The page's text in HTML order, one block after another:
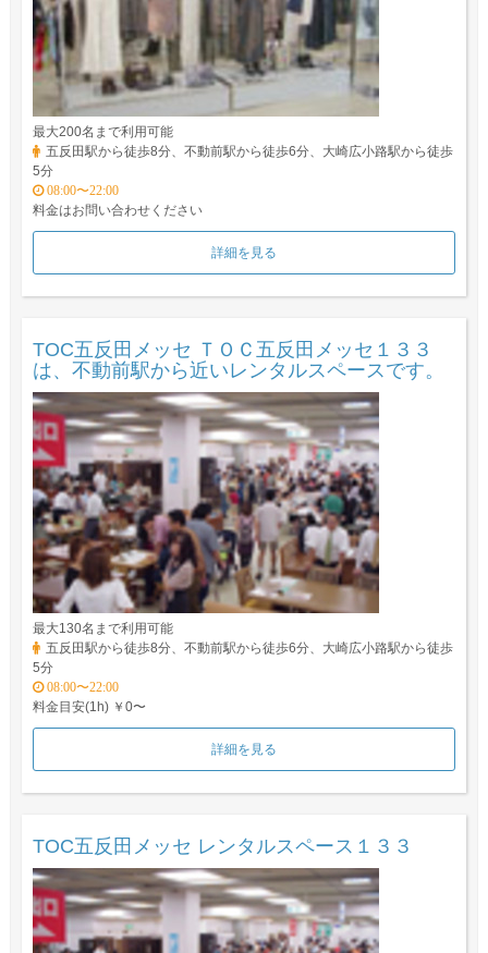
最大200名まで利用可能
五反田駅から徒歩8分、不動前駅から徒歩6分、大崎広小路駅から徒歩
5分
08:00〜22:00
料金はお問い合わせください
詳細を見る
TOC五反田メッセ ＴＯＣ五反田メッセ１３３
は、不動前駅から近いレンタルスペースです。
最大130名まで利用可能
五反田駅から徒歩8分、不動前駅から徒歩6分、大崎広小路駅から徒歩
5分
08:00〜22:00
料金目安(1h) ￥0〜
詳細を見る
TOC五反田メッセ レンタルスペース１３３